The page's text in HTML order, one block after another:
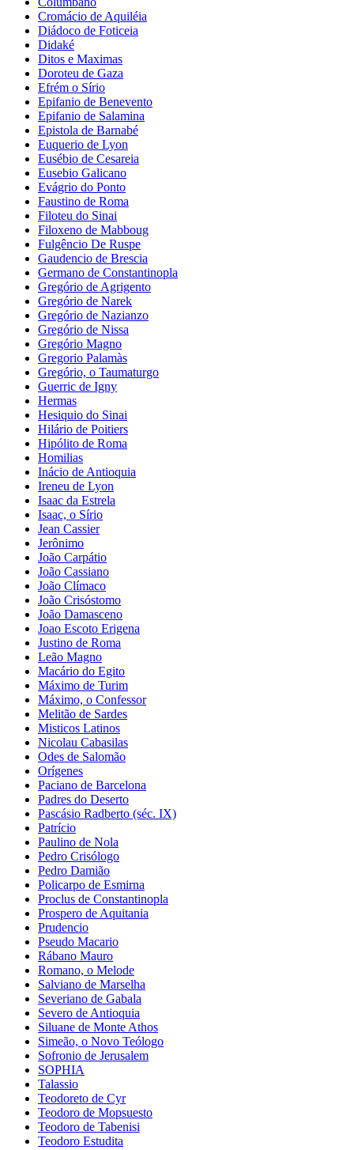
Cromácio de Aquiléia
Diádoco de Foticeia
Didaké
Ditos e Maximas
Doroteu de Gaza
Efrém o Sírio
Epifanio de Benevento
Epifanio de Salamina
Epistola de Barnabé
Euquerio de Lyon
Eusébio de Cesareia
Eusebio Galicano
Evágrio do Ponto
Faustino de Roma
Filoteu do Sinai
Filoxeno de Mabboug
Fulgêncio De Ruspe
Gaudencio de Brescia
Germano de Constantinopla
Gregório de Agrigento
Gregório de Narek
Gregório de Nazianzo
Gregório de Nissa
Gregório Magno
Gregorio Palamàs
Gregório, o Taumaturgo
Guerric de Igny
Hermas
Hesiquio do Sinai
Hilário de Poitiers
Hipólito de Roma
Homilias
Inácio de Antioquia
Ireneu de Lyon
Isaac da Estrela
Isaac, o Sírio
Jean Cassier
Jerônimo
João Carpátio
João Cassiano
João Clímaco
João Crisóstomo
João Damasceno
Joao Escoto Erigena
Justino de Roma
Leão Magno
Macário do Egito
Máximo de Turim
Máximo, o Confessor
Melitão de Sardes
Misticos Latinos
Nicolau Cabasilas
Odes de Salomão
Orígenes
Paciano de Barcelona
Padres do Deserto
Pascásio Radberto (séc. IX)
Patrício
Paulino de Nola
Pedro Crisólogo
Pedro Damião
Policarpo de Esmirna
Proclus de Constantinopla
Prospero de Aquitania
Prudencio
Pseudo Macario
Rábano Mauro
Romano, o Melode
Salviano de Marselha
Severiano de Gabala
Severo de Antioquia
Siluane de Monte Athos
Simeão, o Novo Teólogo
Sofronio de Jerusalem
SOPHIA
Talassio
Teodoreto de Cyr
Teodoro de Mopsuesto
Teodoro de Tabenisi
Teodoro Estudita